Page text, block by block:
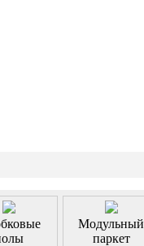
Модульный
паркет